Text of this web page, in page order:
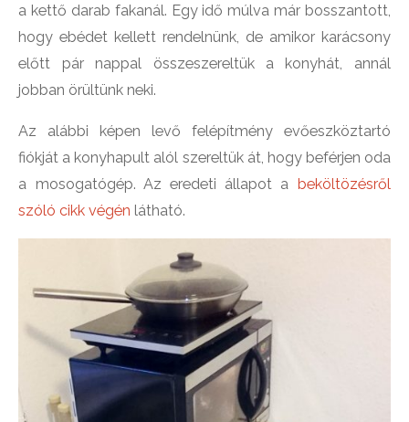
a kettő darab fakanál. Egy idő múlva már bosszantott,
hogy ebédet kellett rendelnünk, de amikor karácsony
előtt pár nappal összeszereltük a konyhát, annál
jobban örültünk neki.
Az alábbi képen levő felépítmény evőeszköztartó
fiókját a konyhapult alól szereltük át, hogy beférjen oda
a mosogatógép. Az eredeti állapot a beköltözésről
szóló cikk végén látható.